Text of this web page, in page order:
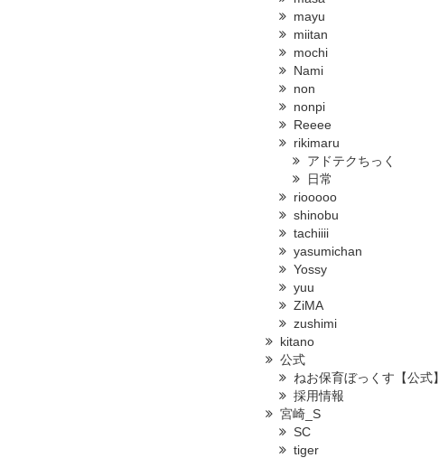
mayu
miitan
mochi
Nami
non
nonpi
Reeee
rikimaru
アドテクちっく
日常
riooooo
shinobu
tachiiii
yasumichan
Yossy
yuu
ZiMA
zushimi
kitano
公式
ねお保育ぼっくす【公式】
採用情報
宮崎_S
SC
tiger